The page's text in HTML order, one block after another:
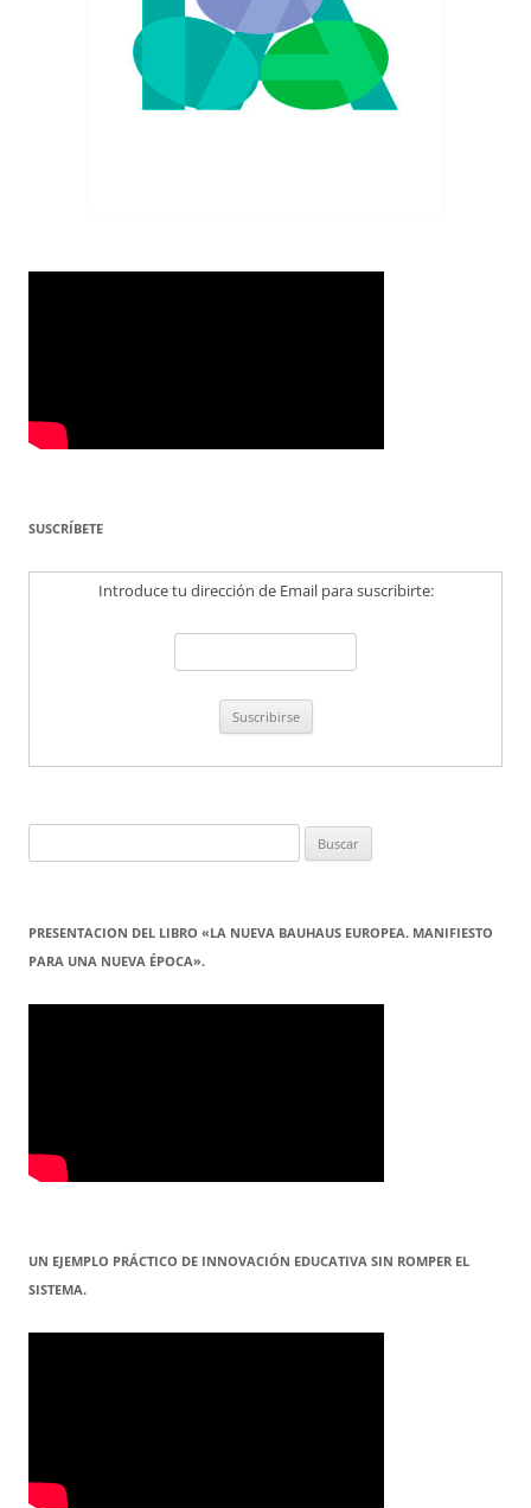
SUSCRÍBETE
Introduce tu dirección de Email para suscribirte:
PRESENTACION DEL LIBRO «LA NUEVA BAUHAUS EUROPEA. MANIFIESTO
PARA UNA NUEVA ÉPOCA».
UN EJEMPLO PRÁCTICO DE INNOVACIÓN EDUCATIVA SIN ROMPER EL
SISTEMA.